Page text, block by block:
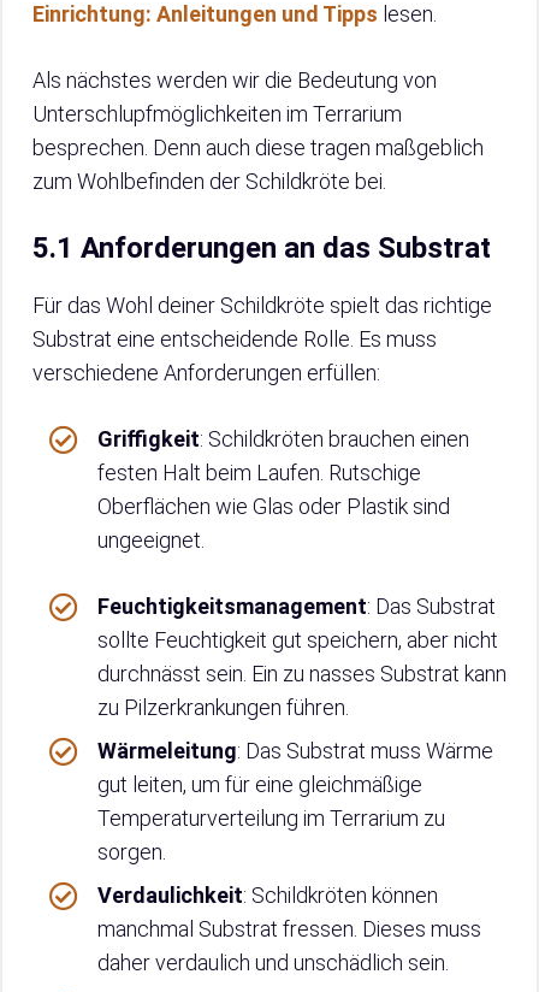
Einrichtung: Anleitungen und Tipps lesen.
Als nächstes werden wir die Bedeutung von
Unterschlupfmöglichkeiten im Terrarium
besprechen. Denn auch diese tragen maßgeblich
zum Wohlbefinden der Schildkröte bei.
5.1 Anforderungen an das Substrat
Für das Wohl deiner Schildkröte spielt das richtige
Substrat eine entscheidende Rolle. Es muss
verschiedene Anforderungen erfüllen:
Griffigkeit: Schildkröten brauchen einen
festen Halt beim Laufen. Rutschige
Oberflächen wie Glas oder Plastik sind
ungeeignet.
Feuchtigkeitsmanagement: Das Substrat
sollte Feuchtigkeit gut speichern, aber nicht
durchnässt sein. Ein zu nasses Substrat kann
zu Pilzerkrankungen führen.
Wärmeleitung: Das Substrat muss Wärme
gut leiten, um für eine gleichmäßige
Temperaturverteilung im Terrarium zu
sorgen.
Verdaulichkeit: Schildkröten können
manchmal Substrat fressen. Dieses muss
daher verdaulich und unschädlich sein.